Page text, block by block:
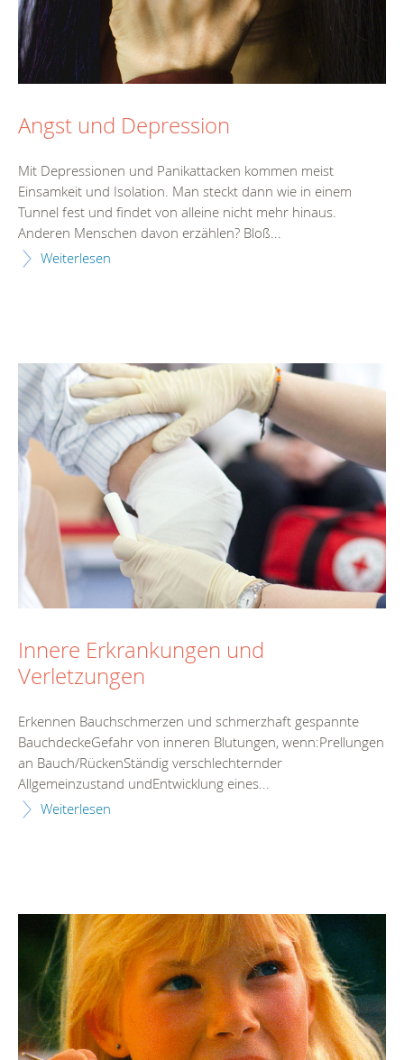
Angst und Depression
Mit Depressionen und Panikattacken kommen meist
Einsamkeit und Isolation. Man steckt dann wie in einem
Tunnel fest und findet von alleine nicht mehr hinaus.
Anderen Menschen davon erzählen? Bloß...
Weiterlesen
Innere Erkrankungen und
Verletzungen
Erkennen Bauchschmerzen und schmerzhaft gespannte
BauchdeckeGefahr von inneren Blutungen, wenn:Prellungen
an Bauch/RückenStändig verschlechternder
Allgemeinzustand undEntwicklung eines...
Weiterlesen